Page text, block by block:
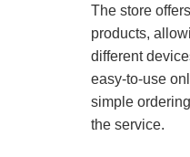
The store
products,
different
easy-to-use
simple
the service.